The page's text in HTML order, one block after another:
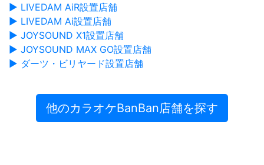
▶ LIVEDAM AiR設置店舗
▶ LIVEDAM Ai設置店舗
▶ JOYSOUND X1設置店舗
▶ JOYSOUND MAX GO設置店舗
▶ ダーツ・ビリヤード設置店舗
他のカラオケBanBan店舗を探す